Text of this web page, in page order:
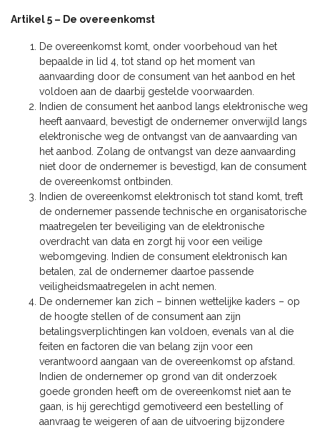
Artikel 5 – De overeenkomst
De overeenkomst komt, onder voorbehoud van het
bepaalde in lid 4, tot stand op het moment van
aanvaarding door de consument van het aanbod en het
voldoen aan de daarbij gestelde voorwaarden.
Indien de consument het aanbod langs elektronische weg
heeft aanvaard, bevestigt de ondernemer onverwijld langs
elektronische weg de ontvangst van de aanvaarding van
het aanbod. Zolang de ontvangst van deze aanvaarding
niet door de ondernemer is bevestigd, kan de consument
de overeenkomst ontbinden.
Indien de overeenkomst elektronisch tot stand komt, treft
de ondernemer passende technische en organisatorische
maatregelen ter beveiliging van de elektronische
overdracht van data en zorgt hij voor een veilige
webomgeving. Indien de consument elektronisch kan
betalen, zal de ondernemer daartoe passende
veiligheidsmaatregelen in acht nemen.
De ondernemer kan zich – binnen wettelijke kaders – op
de hoogte stellen of de consument aan zijn
betalingsverplichtingen kan voldoen, evenals van al die
feiten en factoren die van belang zijn voor een
verantwoord aangaan van de overeenkomst op afstand.
Indien de ondernemer op grond van dit onderzoek
goede gronden heeft om de overeenkomst niet aan te
gaan, is hij gerechtigd gemotiveerd een bestelling of
aanvraag te weigeren of aan de uitvoering bijzondere